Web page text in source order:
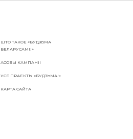
ШТО ТАКОЕ «БУДЗЬМА
БЕЛАРУСАМІ!»
АСОБЫ КАМПАНІІ
УСЕ ПРАЕКТЫ «БУДЗЬМА!»
КАРТА САЙТА